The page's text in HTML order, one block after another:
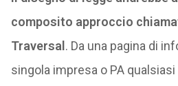
composito approccio
Traversal . Da una pagina di
singola impresa o PA